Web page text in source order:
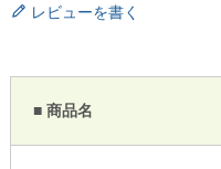
レビューを書く
■ 商品名